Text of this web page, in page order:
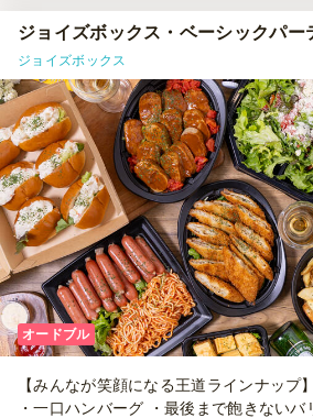
ジョイズボックス・ベーシックパー
ジョイズボックス
オードブル
【みんなが笑顔になる王道ラインナップ
・一口ハンバーグ ・最後まで飽きない